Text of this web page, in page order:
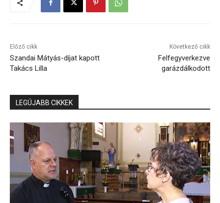
Előző cikk
Szandai Mátyás-díjat kapott
Takács Lilla
Következő cikk
Felfegyverkezve
garázdálkodott
LEGÚJABB CIKKEK